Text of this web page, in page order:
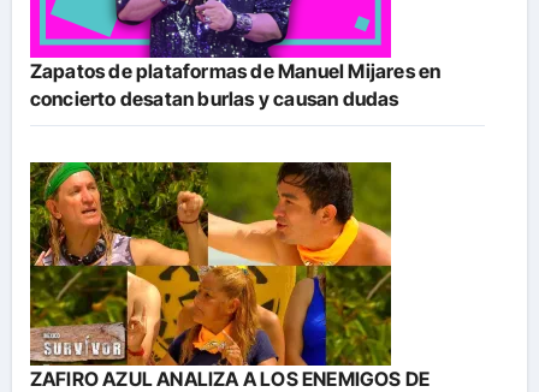
Zapatos de plataformas de Manuel Mijares en
concierto desatan burlas y causan dudas
ZAFIRO AZUL ANALIZA A LOS ENEMIGOS DE